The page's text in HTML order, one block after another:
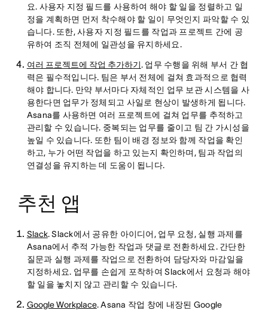
요. 사용자 지정 필드를 사용하여 해야 할 일을 정렬하고 일
정을 계획하면 먼저 착수해야 할 일이 무엇인지 파악할 수 있
습니다. 또한, 사용자 지정 필드를 작업과 프로젝트 간에 공
유하여 조직 전체에 일관성을 유지하세요.
여러 프로젝트에 작업 추가하기. 업무 수행을 위해 부서 간 협
력은 필수적입니다. 팀은 부서 전체에 걸쳐 효과적으로 협력
해야 합니다. 만약 부서마다 자체적인 업무 보관 시스템을 사
용한다면 업무가 정체되고 사일로 현상이 발생하게 됩니다.
Asana를 사용하면 여러 프로젝트에 걸쳐 업무를 추적하고
관리할 수 있습니다. 중복되는 업무를 줄이고 팀 간 가시성을
높일 수 있습니다. 또한 팀이 배경 정보와 함께 작업을 확인
하고, 누가 어떤 작업을 하고 있는지 확인하며, 팀과 작업의
연결성을 유지하는 데 도움이 됩니다.
추천 앱
Slack. Slack에서 공유한 아이디어, 업무 요청, 실행 과제를
Asana에서 추적 가능한 작업과 댓글로 전환하세요. 간단한
질문과 실행 과제를 작업으로 전환하여 담당자와 마감일을
지정하세요. 업무를 손쉽게 포착하여 Slack에서 요청과 해야
할 일을 놓치지 않고 관리할 수 있습니다.
Google Workplace. Asana 작업 창에 내장된 Google